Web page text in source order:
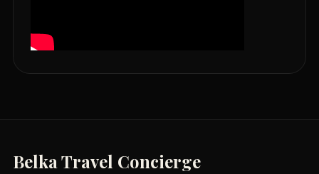
Belka Travel Concierge